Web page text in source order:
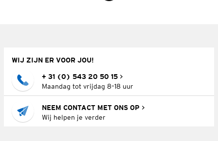
WIJ ZIJN ER VOOR JOU!
+ 31 (0) 543 20 50 15
Maandag tot vrijdag 8–18 uur
NEEM CONTACT MET ONS OP
Wij helpen je verder